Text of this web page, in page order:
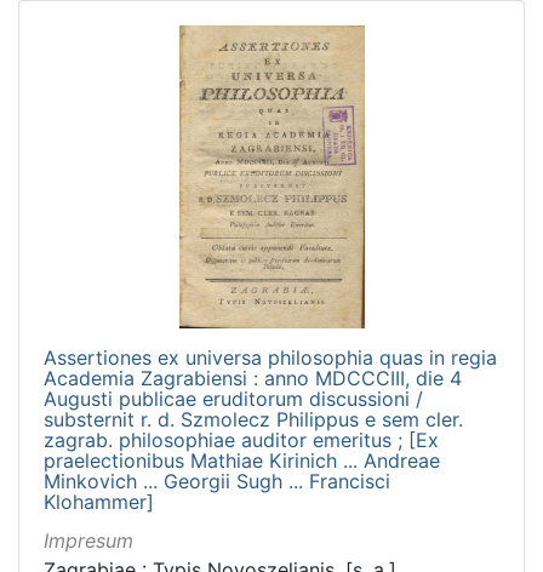
Assertiones ex universa philosophia quas in regia
Academia Zagrabiensi : anno MDCCCIII, die 4
Augusti publicae eruditorum discussioni /
substernit r. d. Szmolecz Philippus e sem cler.
zagrab. philosophiae auditor emeritus ; [Ex
praelectionibus Mathiae Kirinich ... Andreae
Minkovich ... Georgii Sugh ... Francisci
Klohammer]
Impresum